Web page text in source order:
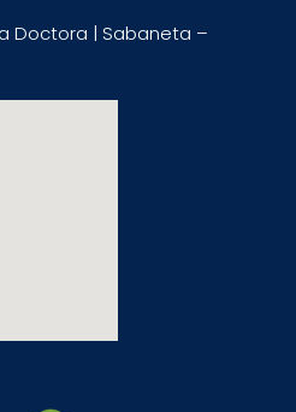
Doctora | Sabaneta –